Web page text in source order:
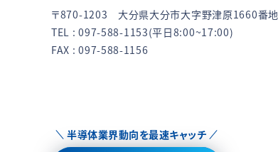
〒870-1203 大分県大分市大字野津原1660番地
TEL :097-588-1153(平日8:00~17:00)
FAX : 097-588-1156
半導体業界動向を最速キャッチ